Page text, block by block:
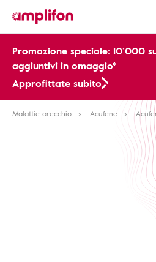
Promozione speciale: 10’000
aggiuntivi in omaggio*
Approfittate subito
Malattie orecchio Acufene